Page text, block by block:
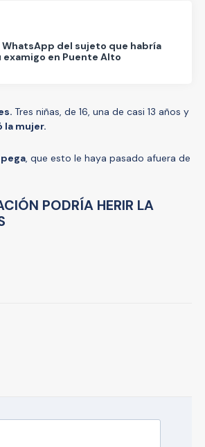
del sujeto que habría
examigo en Puente Alto
Tres niñas, de 16, una de casi 13 años y
la mujer.
, que esto le haya pasado afuera de
PODRÍA HERIR LA